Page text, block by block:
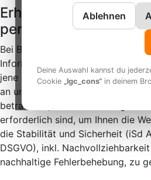
Ablehnen
Deine Auswahl kannst du
Cookie „lgc_cons“in deinem
Erhebung und
personenbezogener
Bei Besuch unserer Web-Seite zur
Informationsaufnahme werden
jene personenbezogenen Daten
an unsere Server übermittelt.
betrachten, erheben wir folgende
erforderlich sind, um Ihnen die
die Stabilität und Sicherheit (iSd
DSGVO), inkl.
nachhaltige Fehlerbehebung, zu